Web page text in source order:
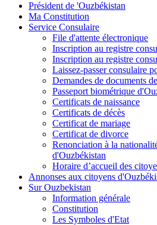
Président de 'Ouzbékistan
Ma Constitution
Service Consulaire
File d'attente électronique
Inscription au registre
Inscription au registre
Laissez-passer consulaire
Demandes de documents
Passeport biométrique
Certificats de naissance
Certificats de décès
Certificat de mariage
Certificat de divorce
Renonciation à la
d'Ouzbékistan
Horaire d’accueil des
Annonses aux citoyens
Sur Ouzbekistan
Information générale
Constitution
Les Symboles d'Etat